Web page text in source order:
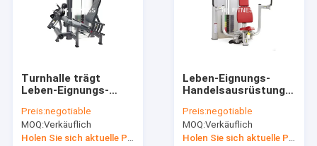
elliptischer Trainer
Gewerbliche Spinnräder
Gewerbliches Liegefahrrad
Turnhalle trägt
Leben-Eignungs-
Ausrüstung/Sitzbein-
Erweiterungs-
Maschine zur Schau
Preis:negotiable
MOQ:Verkäuflich
Holen Sie sich aktuelle Preis
Leben-Eignungs-
Handelsausrüstung,
Erweiterungs-
Maschine
Preis:negotiable
MOQ:Verkäuflich
Holen Sie sich aktuelle Preis